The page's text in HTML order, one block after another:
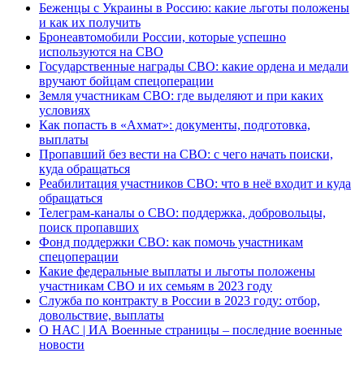
Беженцы с Украины в Россию: какие льготы положены
и как их получить
Бронеавтомобили России, которые успешно
используются на СВО
Государственные награды СВО: какие ордена и медали
вручают бойцам спецоперации
Земля участникам СВО: где выделяют и при каких
условиях
Как попасть в «Ахмат»: документы, подготовка,
выплаты
Пропавший без вести на СВО: с чего начать поиски,
куда обращаться
Реабилитация участников СВО: что в неё входит и куда
обращаться
Телеграм-каналы о СВО: поддержка, добровольцы,
поиск пропавших
Фонд поддержки СВО: как помочь участникам
спецоперации
Какие федеральные выплаты и льготы положены
участникам СВО и их семьям в 2023 году
Служба по контракту в России в 2023 году: отбор,
довольствие, выплаты
О НАС | ИА Военные страницы – последние военные
новости